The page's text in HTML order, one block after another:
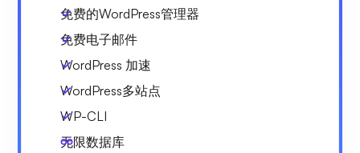
免费的WordPress管理器
免费电子邮件
WordPress 加速
WordPress多站点
WP-CLI
无限数据库